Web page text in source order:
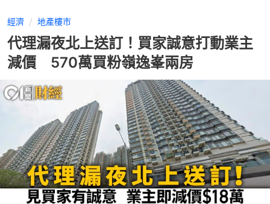
經濟 地產樓市
代理漏夜北上送訂！買家誠意打動業主
減價 570萬買粉嶺逸峯兩房